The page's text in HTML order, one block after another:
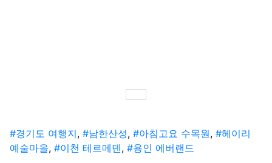
SNS 공유
태그
#경기도 여행지, #남한산성, #아침고요 수목원, #헤이리
예술마을, #이천 테르메덴, #용인 에버랜드